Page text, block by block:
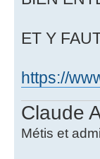
ET Y
https://
Claude
Métis et